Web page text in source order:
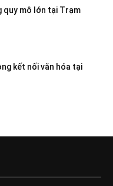
quy mô lớn tại Trạm
kết nối văn hóa tại